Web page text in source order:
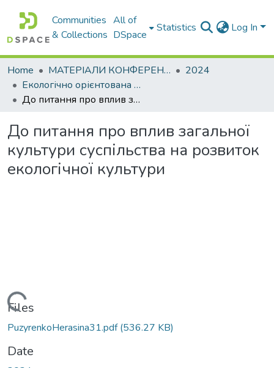
Communities
& Collections
All of
DSpace
Statistics Log In
Home МАТЕРІАЛИ КОНФЕРЕНЦІЙ
2024
Екологічно орієнтована вища освіта. Методологія та практика – 2024
До питання про вплив загальної культури суспільства на розвиток екологічної культури
До питання про вплив загальної
культури суспільства на розвиток
екологічної культури
Loading...
Files
PuzyrenkoHerasina31.pdf(536.27 KB)
Date